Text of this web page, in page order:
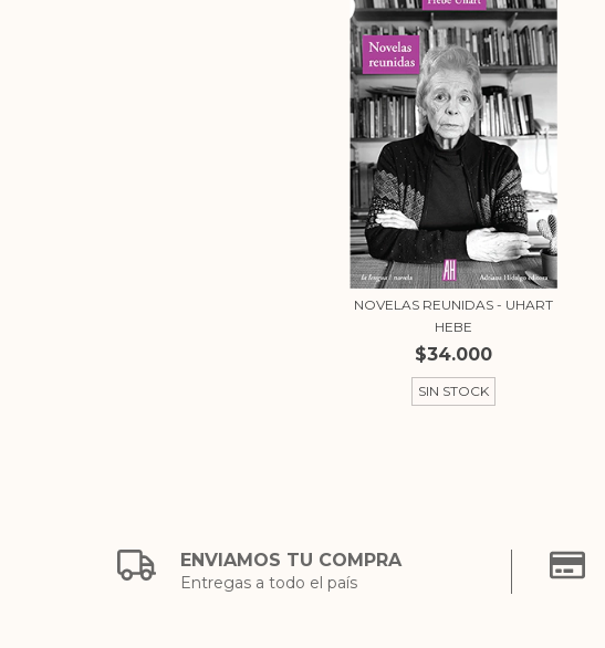
NOVELAS REUNIDAS - UHART
HEBE
$34.000
SIN STOCK
ENVIAMOS TU COMPRA
Entregas a todo el país